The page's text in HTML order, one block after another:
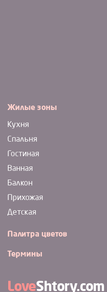
Жилые зоны
Кухня
Спальня
Гостиная
Ванная
Балкон
Прихожая
Детская
Палитра цветов
Термины
LoveShtory.com